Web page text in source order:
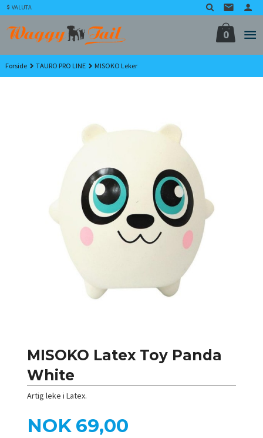
Gå
til
innholdet
VALUTA
0
Forside TAURO PRO LINE MISOKO Leker
MISOKO Latex Toy Panda
White
Artig leke i Latex.
Pris
NOK 69,00